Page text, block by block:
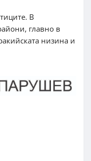
В
главно в
низина и